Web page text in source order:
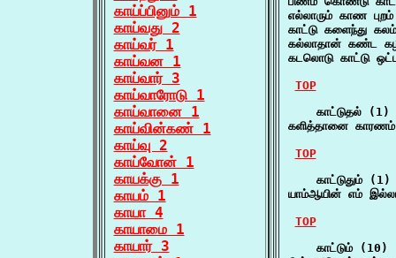
காய்ப்பினும் 1
காய்வது 2
காய்வர் 1
காய்வன 1
காய்வார் 3
காய்வாரோடு 1
காய்வானை 1
காய்வின்கண் 1
காய்வு 2
காய்வோன் 1
காயக்கு 1
காயம் 1
காயா 4
காயாமை 1
காயார் 3
எல்லாரும் காண
காட்டு களைந்து
கல்லாதான் கண்ட
கடலொடு காட்டு
TOP
    காட்டுதல் (1)
களித்தானை
TOP
    காட்டுதும் (1)
யாம்ஆயின் எம்
TOP
    காட்டும் (10)